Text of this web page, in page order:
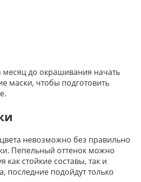
до окрашивания начать
маски, чтобы подготовить
невозможно без правильно
Пепельный оттенок можно
как стойкие составы, так и
последние подойдут только